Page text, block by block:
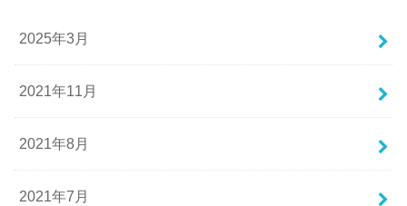
2025年3月
2021年11月
2021年8月
2021年7月